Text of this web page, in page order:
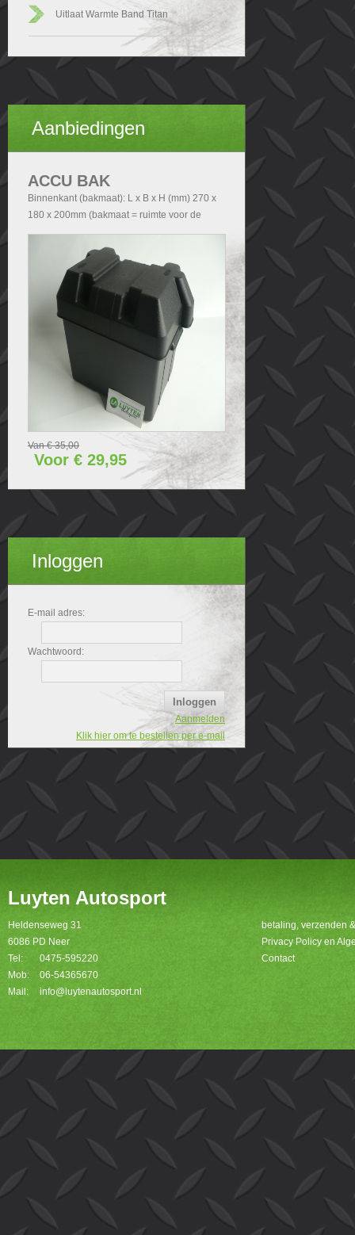
Uitlaat Warmte Band Titan
Aanbiedingen
ACCU BAK
Binnenkant (bakmaat): L x B x H (mm) 270 x
180 x 200mm (bakmaat = ruimte voor de
accu). Buitenkant (Totale afmetingen accubak
exclusief deksel): - Zonder handvatten L x B x
H (mm) 290x200x210 - Met handvatten L x B
x H (mm) 340x200x210. Buitenkant (Totale
afmetingen accubak inclusief deksel): L x B x
H (mm) 340x240x280.
Van € 35,00
Voor € 29,95
Inloggen
E-mail adres:
Wachtwoord:
Aanmelden
Klik hier om te bestellen per e-mail
Luyten Autosport
Heldenseweg 31
6086 PD Neer
Tel:
0475-595220
Mob:
06-54365670
Mail:
info@luytenautosport.nl
betaling, verzenden
Privacy Policy en
Contact